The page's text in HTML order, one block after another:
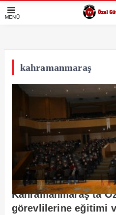
MENÜ
kahramanmaraş
Kahramanmaraş’ta
görevlilerine eğitimi